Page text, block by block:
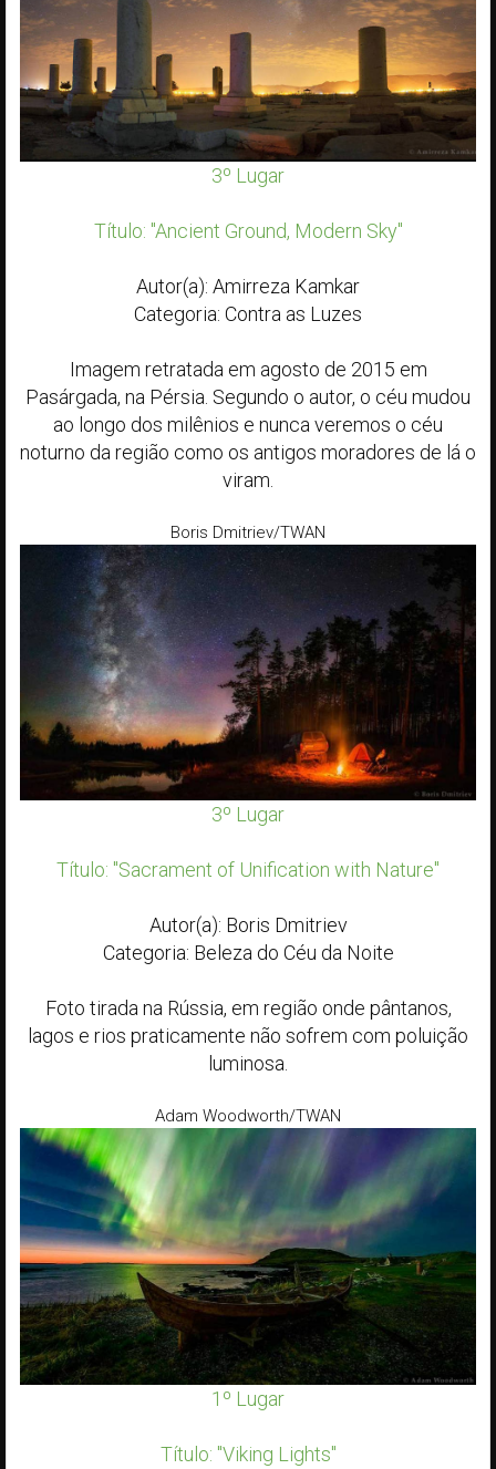
3º Lugar
Título: "Ancient Ground, Modern Sky"
Autor(a): Amirreza Kamkar
Categoria: Contra as Luzes
Imagem retratada em agosto de 2015 em
Pasárgada, na Pérsia. Segundo o autor, o céu mudou
ao longo dos milênios e nunca veremos o céu
noturno da região como os antigos moradores de lá o
viram.
Boris Dmitriev/TWAN
3º Lugar
Título: "Sacrament of Unification with Nature"
Autor(a): Boris Dmitriev
Categoria: Beleza do Céu da Noite
Foto tirada na Rússia, em região onde pântanos,
lagos e rios praticamente não sofrem com poluição
luminosa.
Adam Woodworth/TWAN
1º Lugar
Título: "Viking Lights"